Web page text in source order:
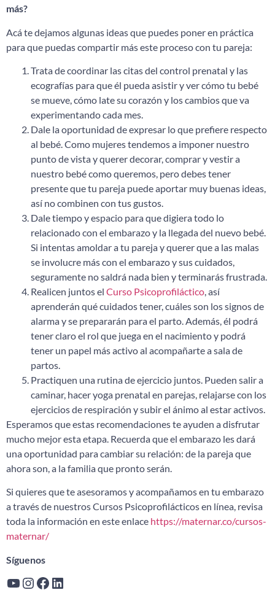
más?
Acá te dejamos algunas ideas que puedes poner en práctica
para que puedas compartir más este proceso con tu pareja:
Trata de coordinar las citas del control prenatal y las
ecografías para que él pueda asistir y ver cómo tu bebé
se mueve, cómo late su corazón y los cambios que va
experimentando cada mes.
Dale la oportunidad de expresar lo que prefiere respecto
al bebé. Como mujeres tendemos a imponer nuestro
punto de vista y querer decorar, comprar y vestir a
nuestro bebé como queremos, pero debes tener
presente que tu pareja puede aportar muy buenas ideas,
así no combinen con tus gustos.
Dale tiempo y espacio para que digiera todo lo
relacionado con el embarazo y la llegada del nuevo bebé.
Si intentas amoldar a tu pareja y querer que a las malas
se involucre más con el embarazo y sus cuidados,
seguramente no saldrá nada bien y terminarás frustrada.
Realicen juntos el Curso Psicoprofiláctico, así
aprenderán qué cuidados tener, cuáles son los signos de
alarma y se prepararán para el parto. Además, él podrá
tener claro el rol que juega en el nacimiento y podrá
tener un papel más activo al acompañarte a sala de
partos.
Practiquen una rutina de ejercicio juntos. Pueden salir a
caminar, hacer yoga prenatal en parejas, relajarse con los
ejercicios de respiración y subir el ánimo al estar activos.
Esperamos que estas recomendaciones te ayuden a disfrutar
mucho mejor esta etapa. Recuerda que el embarazo les dará
una oportunidad para cambiar su relación: de la pareja que
ahora son, a la familia que pronto serán.
Si quieres que te asesoramos y acompañamos en tu embarazo
a través de nuestros Cursos Psicoprofilácticos en línea, revisa
toda la información en este enlace https://maternar.co/cursos-
maternar/
Síguenos